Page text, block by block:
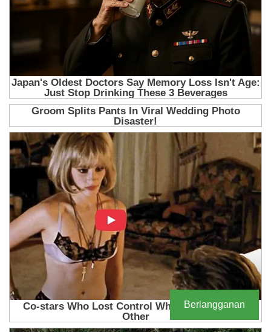
Berlangganan